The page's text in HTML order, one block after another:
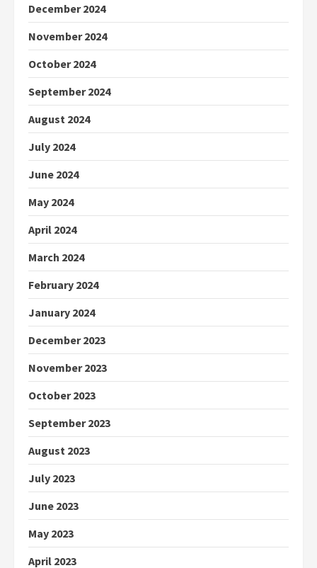
December 2024
November 2024
October 2024
September 2024
August 2024
July 2024
June 2024
May 2024
April 2024
March 2024
February 2024
January 2024
December 2023
November 2023
October 2023
September 2023
August 2023
July 2023
June 2023
May 2023
April 2023